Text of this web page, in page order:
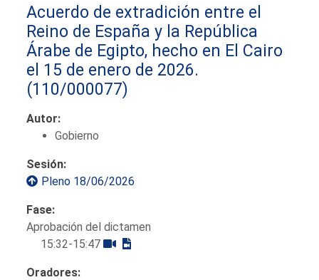
Acuerdo de extradición entre el
Reino de España y la República
Árabe de Egipto, hecho en El Cairo
el 15 de enero de 2026.
(110/000077)
Autor:
Gobierno
Sesión:
Pleno 18/06/2026
Fase:
Aprobación del dictamen
15:32-15:47
Oradores: